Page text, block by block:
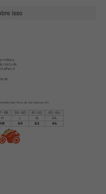
isso
métrica,
cerca de
e
de
que tirou da sua cabeça, em
- 58 59 - 60 61 - 62
63 - 64
M L XL
2XL
58 60 62 64